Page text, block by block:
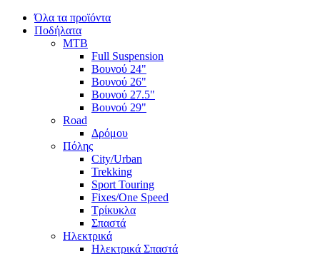
Όλα τα προϊόντα
Ποδήλατα
MTB
Full Suspension
Βουνού 24"
Βουνού 26"
Βουνού 27.5"
Βουνού 29"
Road
Δρόμου
Πόλης
City/Urban
Trekking
Sport Touring
Fixes/One Speed
Τρίκυκλα
Σπαστά
Ηλεκτρικά
Ηλεκτρικά Σπαστά